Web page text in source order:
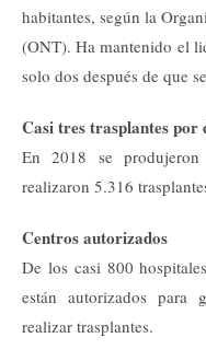
habitantes, según la
(ONT). Ha mantenido el
solo dos después de que
Casi tres trasplantes por
En 2018 se
realizaron 5.316
Centros autorizados
De los casi 800
están autorizados
realizar trasplantes.